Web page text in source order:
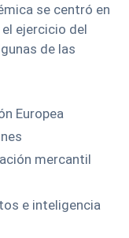
se centró en
ejercicio del
de las
Europea
mercantil
e inteligencia